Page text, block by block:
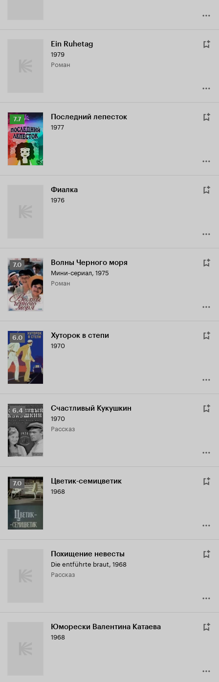
Ein Ruhetag
1979
роман
Рейтинг
Кинопоиска
7.7
7.7 Последний лепесток
1977
Фиалка
1976
Рейтинг
Кинопоиска
7.0
7.0 Волны Черного моря
Мини-сериал, 1975
роман
Рейтинг
Кинопоиска
6.0
6.0 Хуторок в степи
1970
Рейтинг
Кинопоиска
6.4
6.4 Счастливый Кукушкин
1970
рассказ
Рейтинг
Кинопоиска
7.0
7.0 Цветик-семицветик
1968
Похищение невесты
Die entführte braut, 1968
рассказ
Юморески Валентина Катаева
1968